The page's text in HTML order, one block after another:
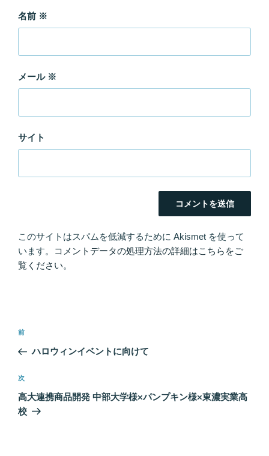
名前 ※
メール ※
サイト
このサイトはスパムを低減するために Akismet を使って
います。
コメントデータの処理方法の詳細はこちらをご
覧ください。
投
ナ
ビ
ゲ
ー
前
の
稿
前
ハロウィンイベントに向けて
次
の
投
次
高大連携商品開発 中部大学様×パンプキン様×東濃実業高
校